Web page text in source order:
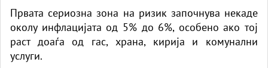
Првата сериозна зона на ризик започнува некаде
околу инфлацијата од 5% до 6%, особено ако тој
раст доаѓа од гас, храна, кирија и комунални
услуги.